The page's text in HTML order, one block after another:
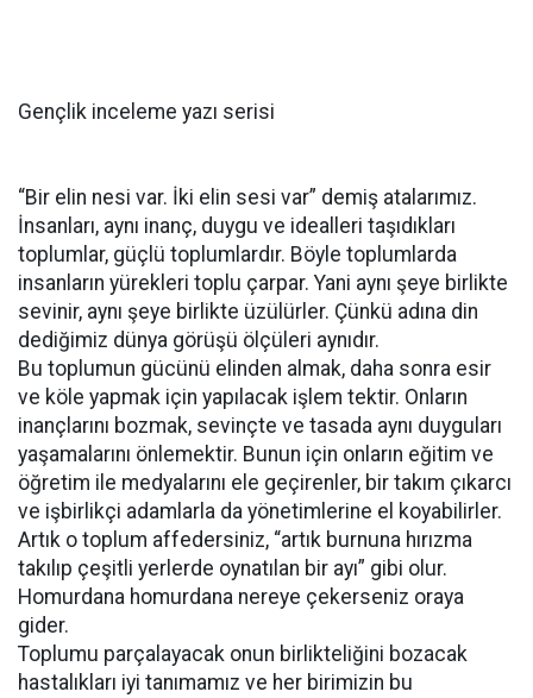
Gençlik inceleme yazı serisi
“Bir elin nesi var. İki elin sesi var” demiş atalarımız.
İnsanları, aynı inanç, duygu ve idealleri taşıdıkları
toplumlar, güçlü toplumlardır. Böyle toplumlarda
insanların yürekleri toplu çarpar. Yani aynı şeye birlikte
sevinir, aynı şeye birlikte üzülürler. Çünkü adına din
dediğimiz dünya görüşü ölçüleri aynıdır.
Bu toplumun gücünü elinden almak, daha sonra esir
ve köle yapmak için yapılacak işlem tektir. Onların
inançlarını bozmak, sevinçte ve tasada aynı duyguları
yaşamalarını önlemektir. Bunun için onların eğitim ve
öğretim ile medyalarını ele geçirenler, bir takım çıkarcı
ve işbirlikçi adamlarla da yönetimlerine el koyabilirler.
Artık o toplum affedersiniz, “artık burnuna hırızma
takılıp çeşitli yerlerde oynatılan bir ayı” gibi olur.
Homurdana homurdana nereye çekerseniz oraya
gider.
Toplumu parçalayacak onun birlikteliğini bozacak
hastalıkları iyi tanımamız ve her birimizin bu